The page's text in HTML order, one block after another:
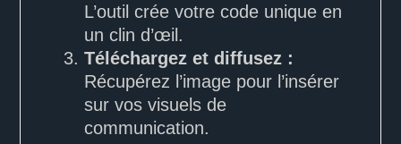
L’outil crée votre code unique en
un clin d’œil.
Téléchargez et diffusez :
Récupérez l’image pour l’insérer
sur vos visuels de
communication.